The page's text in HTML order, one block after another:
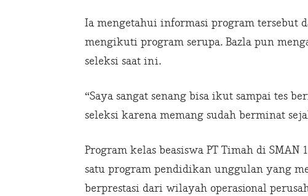
Ia mengetahui informasi program tersebut
mengikuti program serupa. Bazla pun
seleksi saat ini.
“Saya sangat senang bisa ikut sampai tes
seleksi karena memang sudah berminat
Program kelas beasiswa PT Timah di
satu program pendidikan unggulan yang
berprestasi dari wilayah operasional